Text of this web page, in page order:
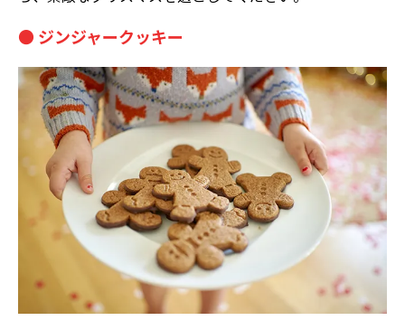
● ジンジャークッキー